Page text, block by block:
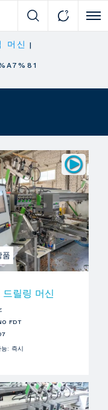
머신
|
품
드릴링 머신
FDT
능: 즉시